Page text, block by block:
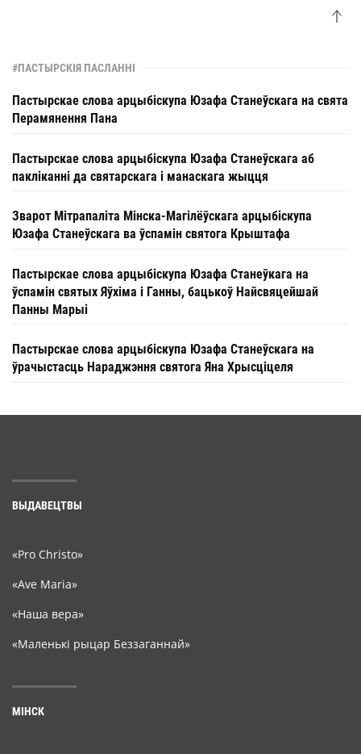
#ПАСТЫРСКІЯ ПАСЛАННІ
Пастырскае слова арцыбіскупа Юзафа Станеўскага на свята
Перамянення Пана
Пастырскае слова арцыбіскупа Юзафа Станеўскага аб
пакліканні да святарскага і манаскага жыцця
Зварот Мітрапаліта Мінска-Магілёўскага арцыбіскупа
Юзафа Станеўскага ва ўспамін святога Крыштафа
Пастырскае слова арцыбіскупа Юзафа Станеўкага на
ўспамін святых Яўхіма і Ганны, бацькоў Найсвяцейшай
Панны Марыі
Пастырскае слова арцыбіскупа Юзафа Станеўскага на
ўрачыстасць Нараджэння святога Яна Хрысціцеля
ВЫДАВЕЦТВЫ
«Pro Christo»
«Ave Maria»
«Наша вера»
«Маленькі рыцар Беззаганнай»
МІНСК